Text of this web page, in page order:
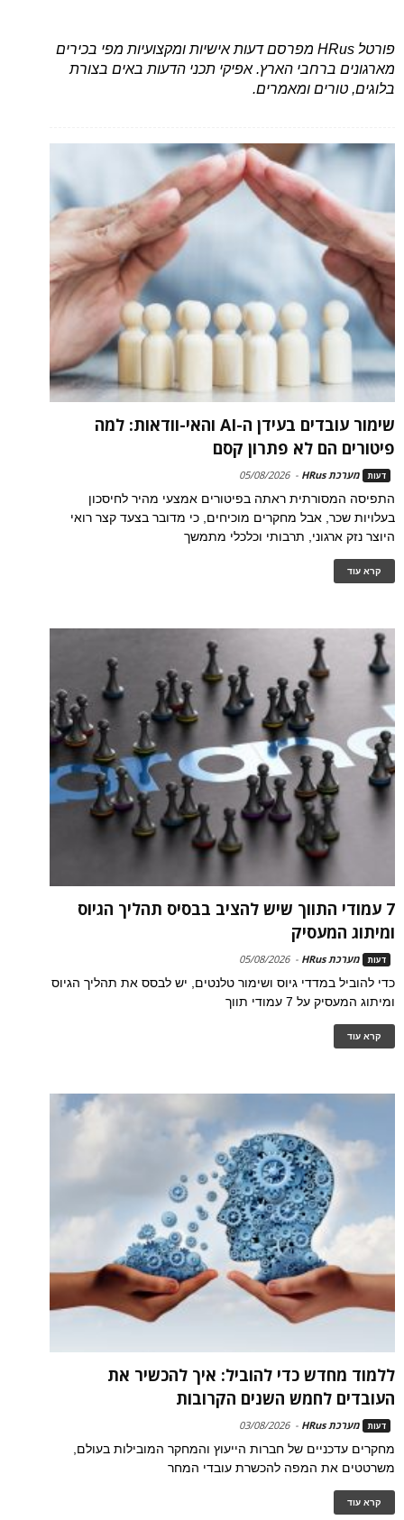
פורטל HRus מפרסם דעות אישיות ומקצועיות מפי בכירים
מארגונים ברחבי הארץ. אפיקי תכני הדעות באים בצורת
בלוגים, טורים ומאמרים.
שימור עובדים בעידן ה-AI והאי-וודאות: למה
פיטורים הם לא פתרון קסם
דעות מערכת HRus -
05/08/2026
התפיסה המסורתית ראתה בפיטורים אמצעי מהיר לחיסכון
בעלויות שכר, אבל מחקרים מוכיחים, כי מדובר בצעד קצר רואי
היוצר נזק ארגוני, תרבותי וכלכלי מתמשך
קרא עוד
7 עמודי התווך שיש להציב בבסיס תהליך הגיוס
ומיתוג המעסיק
דעות מערכת HRus -
05/08/2026
כדי להוביל במדדי גיוס ושימור טלנטים, יש לבסס את תהליך הגיוס
ומיתוג המעסיק על 7 עמודי תווך
קרא עוד
ללמוד מחדש כדי להוביל: איך להכשיר את
העובדים לחמש השנים הקרובות
דעות מערכת HRus -
03/08/2026
מחקרים עדכניים של חברות הייעוץ והמחקר המובילות בעולם,
משרטטים את המפה להכשרת עובדי המחר
קרא עוד